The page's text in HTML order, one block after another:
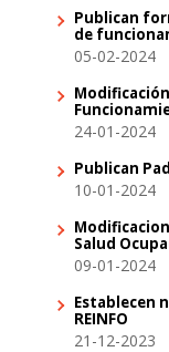
Publican
de
05-02-2024
24-01-2024
Publican
10-01-2024
Salud
09-01-2024
Establecen
REINFO
21-12-2023